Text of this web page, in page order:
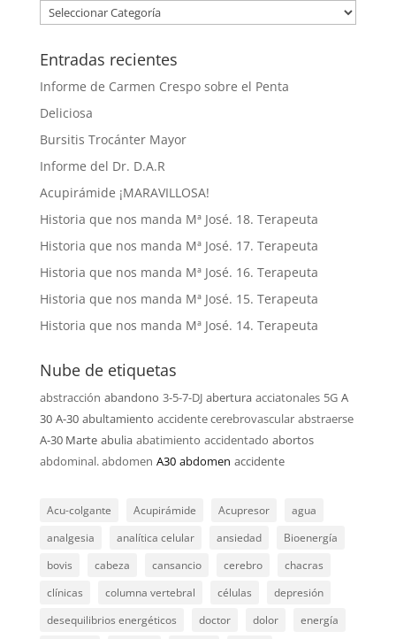
Entradas recientes
Informe de Carmen Crespo sobre el Penta
Deliciosa
Bursitis Trocánter Mayor
Informe del Dr. D.A.R
Acupirámide ¡MARAVILLOSA!
Historia que nos manda Mª José. 18. Terapeuta
Historia que nos manda Mª José. 17. Terapeuta
Historia que nos manda Mª José. 16. Terapeuta
Historia que nos manda Mª José. 15. Terapeuta
Historia que nos manda Mª José. 14. Terapeuta
Nube de etiquetas
abstracción abandono 3-5-7-DJ abertura acciatonales 5G A
30 A-30 abultamiento accidente cerebrovascular abstraerse
A-30 Marte abulia abatimiento accidentado abortos
abdominal. abdomen A30 abdomen accidente
Acu-colgante Acupirámide Acupresor
agua
analgesia
analítica celular ansiedad
Bioenergía
bovis
cabeza cansancio cerebro
chacras
clínicas
columna vertebral células
depresión
desequilibrios energéticos
doctor dolor
energía